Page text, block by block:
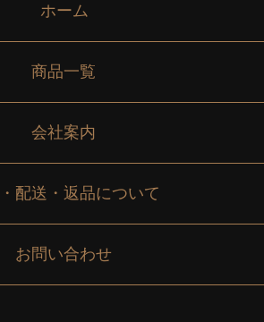
ホーム
商品一覧
会社案内
配送・返品について
お問い合わせ